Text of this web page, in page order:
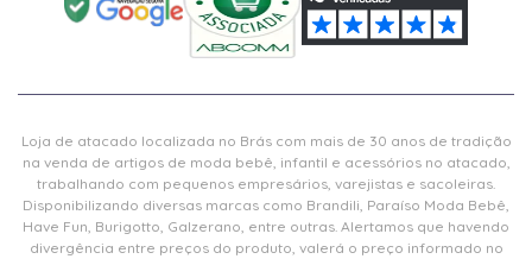
Loja de atacado localizada no Brás com mais de 30 anos de tradição
na venda de artigos de moda bebê, infantil e acessórios no atacado,
trabalhando com pequenos empresários, varejistas e sacoleiras.
Disponibilizando diversas marcas como Brandili, Paraíso Moda Bebê,
Have Fun, Burigotto, Galzerano, entre outras. Alertamos que havendo
divergência entre preços do produto, valerá o preço informado no